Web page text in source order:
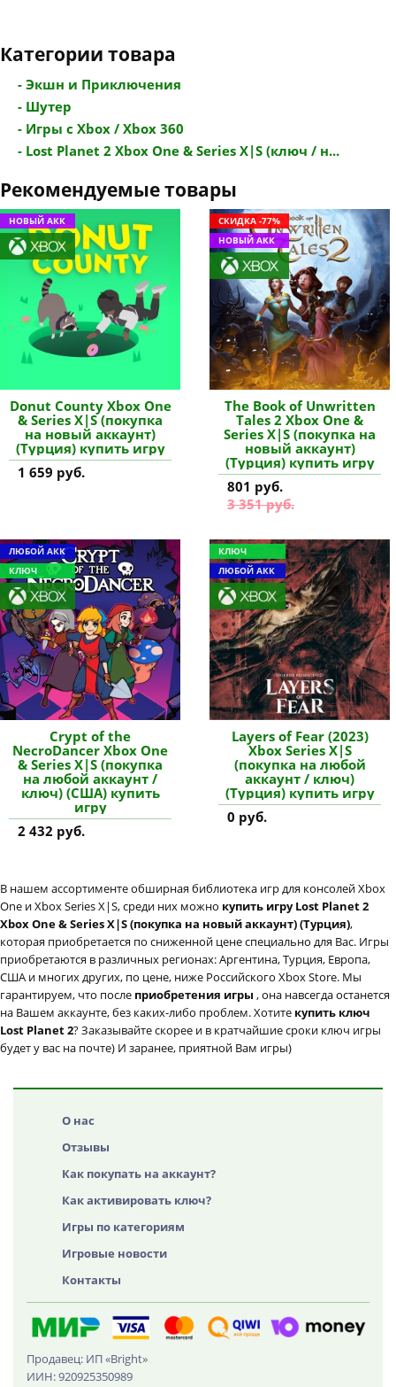
Категории товара
- Экшн и Приключения
- Шутер
- Игры с Xbox / Xbox 360
- Lost Planet 2 Xbox One & Series X|S (ключ / н...
Рекомендуемые товары
НОВЫЙ АКК
Donut County Xbox One
& Series X|S (покупка
на новый аккаунт)
(Турция) купить игру
1 659 руб.
СКИДКА -77%
НОВЫЙ АКК
The Book of Unwritten
Tales 2 Xbox One &
Series X|S (покупка на
новый аккаунт)
(Турция) купить игру
801 руб.
3 351 руб.
ЛЮБОЙ АКК
КЛЮЧ
Crypt of the
NecroDancer Xbox One
& Series X|S (покупка
на любой аккаунт /
ключ) (США) купить
игру
2 432 руб.
КЛЮЧ
ЛЮБОЙ АКК
Layers of Fear (2023)
Xbox Series X|S
(покупка на любой
аккаунт / ключ)
(Турция) купить игру
0 руб.
В нашем ассортименте обширная библиотека игр для консолей Xbox
One и Xbox Series X|S, среди них можно купить игру Lost Planet 2
Xbox One & Series X|S (покупка на новый аккаунт) (Турция),
которая приобретается по сниженной цене специально для Вас. Игры
приобретаются в различных регионах: Аргентина, Турция, Европа,
США и многих других, по цене, ниже Российского Xbox Store. Мы
гарантируем, что после приобретения игры , она навсегда останется
на Вашем аккаунте, без каких-либо проблем. Хотите купить ключ
Lost Planet 2? Заказывайте скорее и в кратчайшие сроки ключ игры
будет у вас на почте) И заранее, приятной Вам игры)
О нас
Отзывы
Как покупать на аккаунт?
Как активировать ключ?
Игры по категориям
Игровые новости
Контакты
Продавец: ИП «Bright»
ИИН: 920925350989